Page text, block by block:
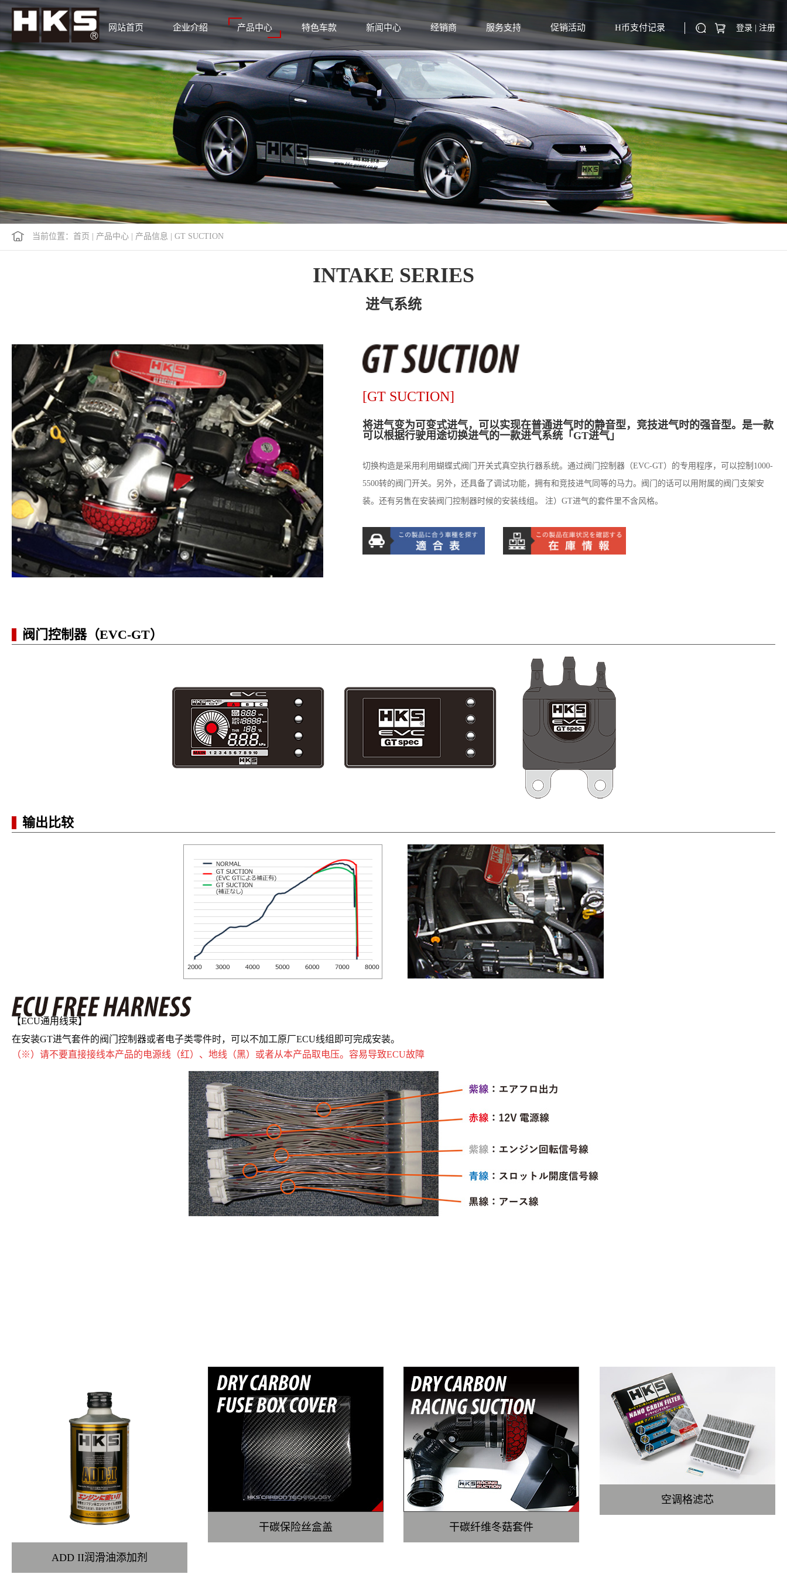
网站首页 企业介绍 产品中心 特色车款 新闻中心 经销商 服务支持 促销活动 H币支付记录 登录 注册
当前位置： 首页 产品中心 产品信息 GT SUCTION
INTAKE SERIES
进气系统
[GT SUCTION]
将进气变为可变式进气，可以实现在普通进气时的静音型，竞技进气时的强音型。是一款
可以根据行驶用途切换进气的一款进气系统「GT进气」
切换构造是采用利用蝴蝶式阀门开关式真空执行器系统。通过阀门控制器（EVC-GT）的专用程序，可以控制1000-
5500转的阀门开关。另外，还具备了调试功能，拥有和竞技进气同等的马力。阀门的话可以用附属的阀门支架安
装。还有另售在安装阀门控制器时候的安装线组。 注）GT进气的套件里不含风格。
阀门控制器（EVC-GT）
输出比较
【ECU通用线束】
在安装GT进气套件的阀门控制器或者电子类零件时，可以不加工原厂ECU线组即可完成安装。
（※）请不要直接接线本产品的电源线（红）、地线（黑）或者从本产品取电压。容易导致ECU故障
ADD II润滑油添加剂
干碳保险丝盒盖 干碳纤维冬菇套件
空调格滤芯